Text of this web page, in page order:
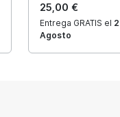
25,00 €
Entrega GRATIS el
Agosto